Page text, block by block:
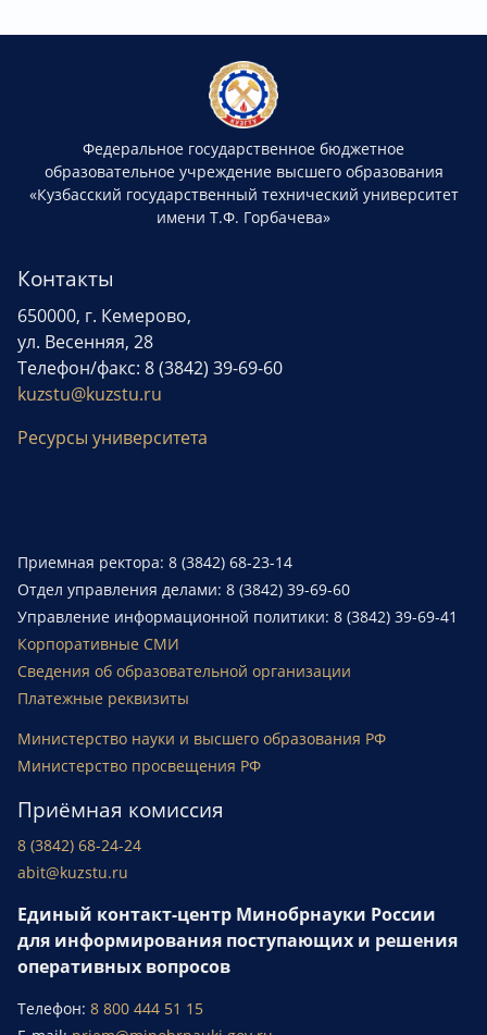
Федеральное государственное бюджетное
образовательное учреждение высшего образования
«Кузбасский государственный технический университет
имени Т.Ф. Горбачева»
Контакты
650000, г. Кемерово,
ул. Весенняя, 28
Телефон/факс: 8 (3842) 39-69-60
kuzstu@kuzstu.ru
Ресурсы университета
Приемная ректора: 8 (3842) 68-23-14
Отдел управления делами: 8 (3842) 39-69-60
Управление информационной политики: 8 (3842) 39-69-41
Корпоративные СМИ
Сведения об образовательной организации
Платежные реквизиты
Министерство науки и высшего образования РФ
Министерство просвещения РФ
Приёмная комиссия
8 (3842) 68-24-24
abit@kuzstu.ru
Единый контакт-центр Минобрнауки России
для информирования поступающих и решения
оперативных вопросов
Телефон: 8 800 444 51 15